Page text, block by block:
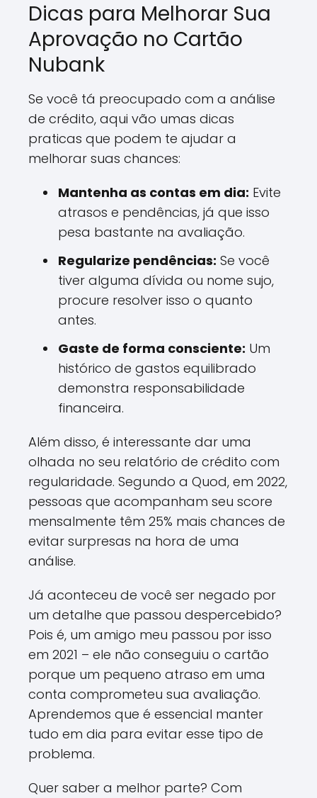
Dicas para Melhorar Sua
Aprovação no Cartão
Nubank
Se você tá preocupado com a análise
de crédito, aqui vão umas dicas
praticas que podem te ajudar a
melhorar suas chances:
Mantenha as contas em dia: Evite
atrasos e pendências, já que isso
pesa bastante na avaliação.
Regularize pendências: Se você
tiver alguma dívida ou nome sujo,
procure resolver isso o quanto
antes.
Gaste de forma consciente: Um
histórico de gastos equilibrado
demonstra responsabilidade
financeira.
Além disso, é interessante dar uma
olhada no seu relatório de crédito com
regularidade. Segundo a Quod, em 2022,
pessoas que acompanham seu score
mensalmente têm 25% mais chances de
evitar surpresas na hora de uma
análise.
Já aconteceu de você ser negado por
um detalhe que passou despercebido?
Pois é, um amigo meu passou por isso
em 2021 – ele não conseguiu o cartão
porque um pequeno atraso em uma
conta comprometeu sua avaliação.
Aprendemos que é essencial manter
tudo em dia para evitar esse tipo de
problema.
Quer saber a melhor parte? Com